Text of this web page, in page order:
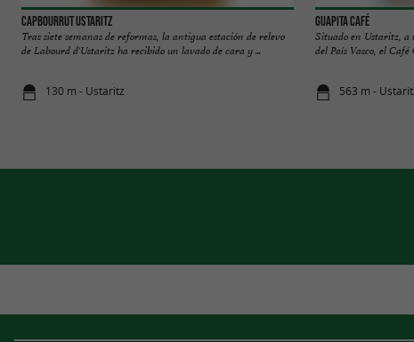
Capbourrut Ustaritz
Tras siete semanas de reformas, la antigua estación de relevo
de Labourd d'Ustaritz ha recibido un lavado de cara y ...
130 m - Ustaritz
Guapita café
Situado en Ustaritz, a
del País Vasco, el
563 m -